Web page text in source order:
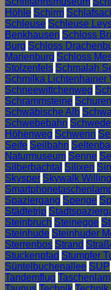
Höhle Schirm
Schleuse Schleuse
Benkhausen Schloss
Burg Schloss
Marienburg Schloss
Stolzenfels Schmalah
Schmilka Lichtenhainer
Schneewittchenweg
Schrammsteine
Schwäbische Alb
Schwebebahn
Höhenweg Schwerin
Seife Seilbahn
Naturmuseum Senne
Silberbachtal Silixen
Skysper Skywalk
Spaziergang Spenge
Städtetrip
Steinbruch Steinegge
Steinhude Steinhuder
Sterrenbos Strand
Stuckenpfad Stumpfer
Süntelbuchenallee SUP
Tandemflug